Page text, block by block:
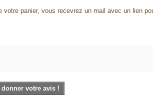
votre panier, vous recevrez un mail avec un lien
votre avis !